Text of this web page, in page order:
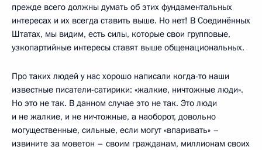
прежде всего должны думать об этих фундаментальных
интересах и их всегда ставить выше. Но нет! В Соединённых
Штатах, мы видим, есть силы, которые свои групповые,
узкопартийные интересы ставят выше общенациональных.
Про таких людей у нас хорошо написали когда-то наши
известные писатели-сатирики: «жалкие, ничтожные люди».
Но это не так. В данном случае это не так. Это люди
и не жалкие, и не ничтожные, а наоборот, довольно
могущественные, сильные, если могут «впаривать» –
извините за моветон – своим гражданам, миллионам своих